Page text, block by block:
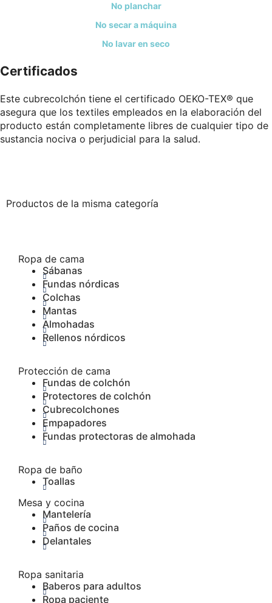
No planchar
No secar a máquina
No lavar en seco
Certificados
Este cubrecolchón tiene el certificado OEKO-TEX® que
asegura que los textiles empleados en la elaboración del
producto están completamente libres de cualquier tipo de
sustancia nociva o perjudicial para la salud.
Productos de la misma categoría
Ropa de cama
Sábanas
Fundas nórdicas
Colchas
Mantas
Almohadas
Rellenos nórdicos
Protección de cama
Fundas de colchón
Protectores de colchón
Cubrecolchones
Empapadores
Fundas protectoras de almohada
Ropa de baño
Toallas
Mesa y cocina
Mantelería
Paños de cocina
Delantales
Ropa sanitaria
Baberos para adultos
Ropa paciente